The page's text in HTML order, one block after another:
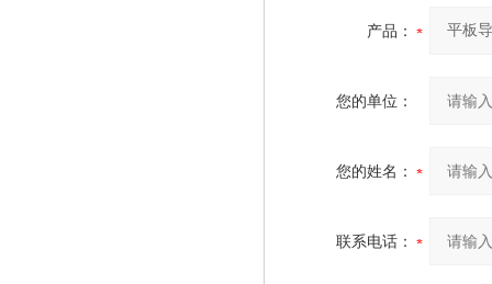
产品：
您的单位：
您的姓名：
联系电话：